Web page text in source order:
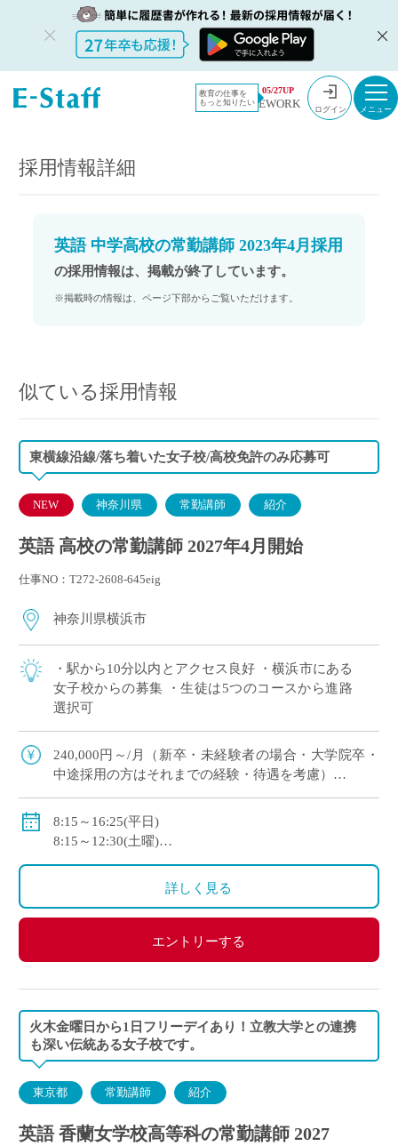
教育の仕事を
もっと知りたい
05/27UP
EWORK ログイン
教員採用情
報のイー・
採用情報
英語 中学高校の常勤講師 2023年4月採用
採用情報詳細
英語 中学高校の常勤講師 2023年4月採用
の採用情報は、掲載が終了しています。
※掲載時の情報は、ページ下部からご覧いただけます。
似ている採用情報
東横線沿線/落ち着いた女子校/高校免許のみ応募可
NEW 神奈川県 常勤講師 紹介
英語 高校の常勤講師 2027年4月開始
仕事NO：T272-2608-645eig
神奈川県横浜市
・駅から10分以内とアクセス良好 ・横浜市にある
女子校からの募集 ・生徒は5つのコースから進路
選択可
240,000円～/月（新卒・未経験者の場合・大学院卒・
中途採用の方はそれまでの経験・待遇を考慮）
賞与あり(年3回・2.5ヶ月分)
社会保険加入
8:15～16:25(平日)
8:15～12:30(土曜)
詳しく見る
エントリーする
火木金曜日から1日フリーデイあり！立教大学との連携
も深い伝統ある女子校です。
東京都 常勤講師 紹介
英語 香蘭女学校高等科の常勤講師 2027